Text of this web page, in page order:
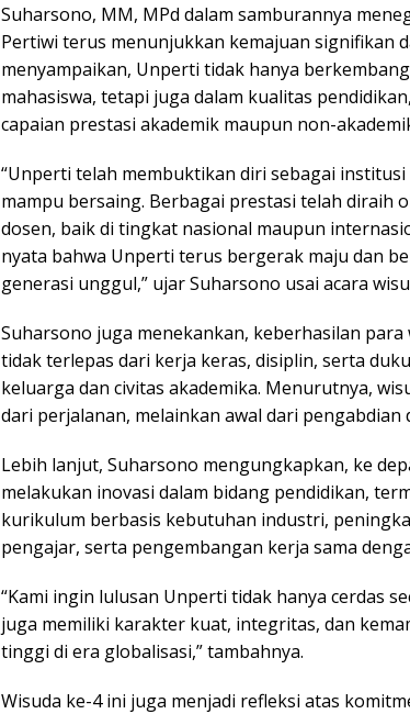
Suharsono, MM, MPd dalam samburannya
Pertiwi terus menunjukkan kemajuan signifikan
menyampaikan, Unperti tidak hanya
mahasiswa, tetapi juga dalam kualitas
capaian prestasi akademik maupun non-
“Unperti telah membuktikan diri sebagai
mampu bersaing. Berbagai prestasi telah diraih
dosen, baik di tingkat nasional maupun
nyata bahwa Unperti terus bergerak maju dan
generasi unggul,” ujar Suharsono usai acara
Suharsono juga menekankan, keberhasilan para
tidak terlepas dari kerja keras, disiplin, serta
keluarga dan civitas akademika. Menurutnya,
dari perjalanan, melainkan awal dari pengabdian
Lebih lanjut, Suharsono mengungkapkan, ke
melakukan inovasi dalam bidang pendidikan,
kurikulum berbasis kebutuhan industri,
pengajar, serta pengembangan kerja sama
“Kami ingin lulusan Unperti tidak hanya cerdas
juga memiliki karakter kuat, integritas, dan
tinggi di era globalisasi,” tambahnya.
Wisuda ke-4 ini juga menjadi refleksi atas